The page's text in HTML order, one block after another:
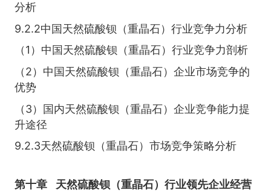
分析
9.2.2中国天然硫酸钡（重晶石）行业竞争力分析
（1）中国天然硫酸钡（重晶石）行业竞争力剖析
（2）中国天然硫酸钡（重晶石）企业市场竞争的
优势
（3）国内天然硫酸钡（重晶石）企业竞争能力提
升途径
9.2.3天然硫酸钡（重晶石）市场竞争策略分析
第十章
天然硫酸钡（重晶石）行业领先企业经营